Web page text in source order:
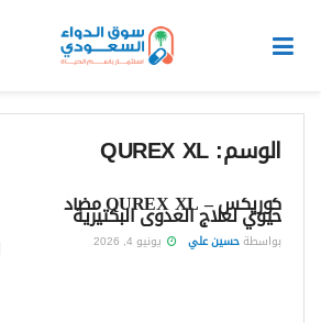
الوسم:QUREX XL
كوريكس – QUREX XL مضاد
حيوي لعلاج العدوى البكتيرية
بواسطةحسين علي يونيو 4, 2026